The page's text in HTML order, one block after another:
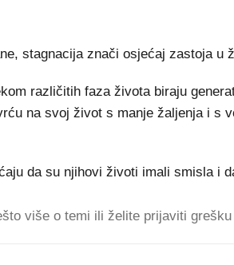
stagnacija znači osjećaj zastoja u
različitih faza života biraju
na svoj život s manje žaljenja i s
da su njihovi životi imali smisla i
više o temi ili želite prijaviti